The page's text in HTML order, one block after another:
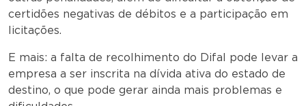
certidões negativas de débitos e a participação em
licitações.
E mais: a falta de recolhimento do Difal pode levar a
empresa a ser inscrita na dívida ativa do estado de
destino, o que pode gerar ainda mais problemas e